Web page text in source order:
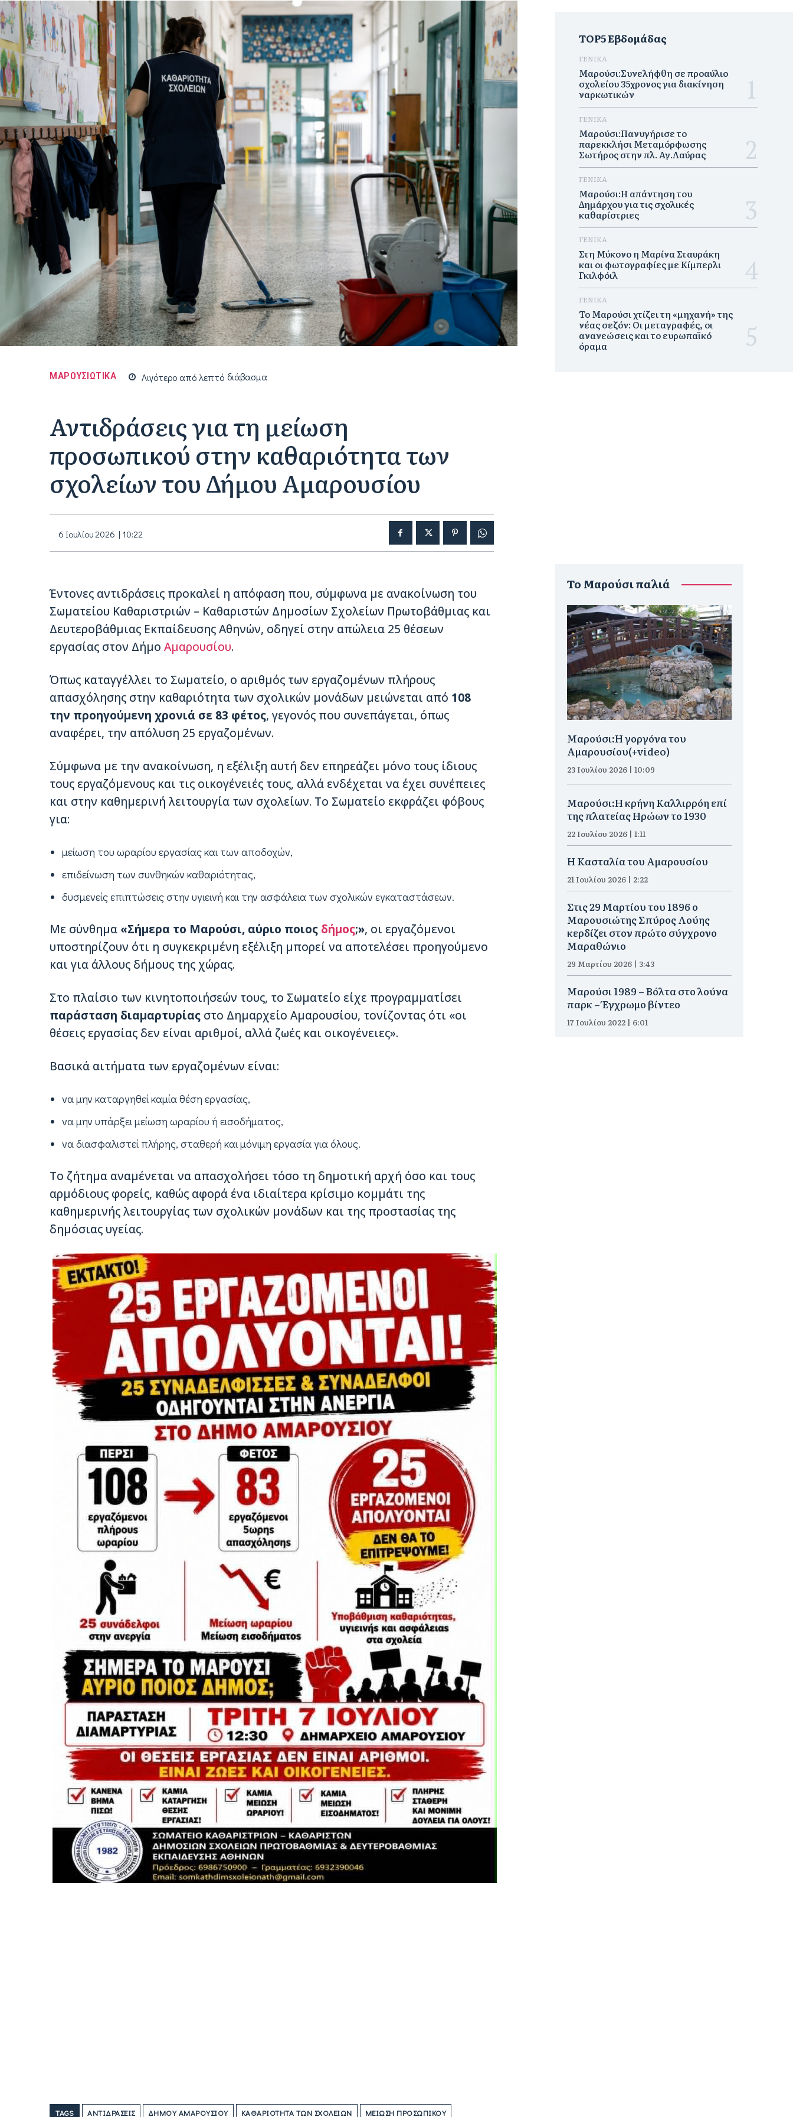
ΜΑΡΟΥΣΙΩΤΙΚΑ Λιγότερο απόλεπτό διάβασμα
Αντιδράσεις για τη μείωση
προσωπικού στην καθαριότητα των
σχολείων του Δήμου Αμαρουσίου
6 Ιουλίου 2026 | 10:22
Έντονες αντιδράσεις προκαλεί η απόφαση που, σύμφωνα με ανακοίνωση του
Σωματείου Καθαριστριών – Καθαριστών Δημοσίων Σχολείων Πρωτοβάθμιας και
Δευτεροβάθμιας Εκπαίδευσης Αθηνών, οδηγεί στην απώλεια 25 θέσεων
εργασίας στον Δήμο Αμαρουσίου.
Όπως καταγγέλλει το Σωματείο, ο αριθμός των εργαζομένων πλήρους
απασχόλησης στην καθαριότητα των σχολικών μονάδων μειώνεται από 108
την προηγούμενη χρονιά σε 83 φέτος, γεγονός που συνεπάγεται, όπως
αναφέρει, την απόλυση 25 εργαζομένων.
Σύμφωνα με την ανακοίνωση, η εξέλιξη αυτή δεν επηρεάζει μόνο τους ίδιους
τους εργαζόμενους και τις οικογένειές τους, αλλά ενδέχεται να έχει συνέπειες
και στην καθημερινή λειτουργία των σχολείων. Το Σωματείο εκφράζει φόβους
για:
μείωση του ωραρίου εργασίας και των αποδοχών,
επιδείνωση των συνθηκών καθαριότητας,
δυσμενείς επιπτώσεις στην υγιεινή και την ασφάλεια των σχολικών εγκαταστάσεων.
Με σύνθημα «Σήμερα το Μαρούσι, αύριο ποιος δήμος;», οι εργαζόμενοι
υποστηρίζουν ότι η συγκεκριμένη εξέλιξη μπορεί να αποτελέσει προηγούμενο
και για άλλους δήμους της χώρας.
Στο πλαίσιο των κινητοποιήσεών τους, το Σωματείο είχε προγραμματίσει
παράσταση διαμαρτυρίας στο Δημαρχείο Αμαρουσίου, τονίζοντας ότι «οι
θέσεις εργασίας δεν είναι αριθμοί, αλλά ζωές και οικογένειες».
Βασικά αιτήματα των εργαζομένων είναι:
να μην καταργηθεί καμία θέση εργασίας,
να μην υπάρξει μείωση ωραρίου ή εισοδήματος,
να διασφαλιστεί πλήρης, σταθερή και μόνιμη εργασία για όλους.
Το ζήτημα αναμένεται να απασχολήσει τόσο τη δημοτική αρχή όσο και τους
αρμόδιους φορείς, καθώς αφορά ένα ιδιαίτερα κρίσιμο κομμάτι της
καθημερινής λειτουργίας των σχολικών μονάδων και της προστασίας της
δημόσιας υγείας.
TAGS ΑΝΤΙΔΡΆΣΕΙΣ ΔΉΜΟΥ ΑΜΑΡΟΥΣΊΟΥ ΚΑΘΑΡΙΌΤΗΤΑ ΤΩΝ ΣΧΟΛΕΊΩΝ ΜΕΊΩΣΗ ΠΡΟΣΩΠΙΚΟΎ
TOP5 Εβδομάδας
ΓΕΝΙΚΑ
Μαρούσι:Συνελήφθη σε προαύλιο
σχολείου 35χρονος για διακίνηση
ναρκωτικών
ΓΕΝΙΚΑ
Μαρούσι:Πανυγήρισε το
παρεκκλήσι Μεταμόρφωσης
Σωτήρος στην πλ. Αγ.Λαύρας
ΓΕΝΙΚΑ
Μαρούσι:Η απάντηση του
Δημάρχου για τις σχολικές
καθαρίστριες
ΓΕΝΙΚΑ
Στη Μύκονο η Μαρίνα Σταυράκη
και οι φωτογραφίες με Κίμπερλι
Γκιλφόιλ
ΓΕΝΙΚΑ
Το Μαρούσι χτίζει τη «μηχανή» της
νέας σεζόν: Οι μεταγραφές, οι
ανανεώσεις και το ευρωπαϊκό
όραμα
To Μαρούσι παλιά
Μαρούσι:H γοργόνα του
Αμαρουσίου(+video)
23 Ιουλίου 2026 | 10:09
Μαρούσι:Η κρήνη Καλλιρρόη επί
της πλατείας Ηρώων το 1930
22 Ιουλίου 2026 | 1:11
Η Κασταλία του Αμαρουσίου
21 Ιουλίου 2026 | 2:22
Στις 29 Μαρτίου του 1896 ο
Μαρουσιώτης Σπύρος Λούης
κερδίζει στον πρώτο σύγχρονο
Μαραθώνιο
29 Μαρτίου 2026 | 3:43
Μαρούσι 1989 – Βόλτα στο λούνα
παρκ – Έγχρωμο βίντεο
17 Ιουλίου 2022 | 6:01